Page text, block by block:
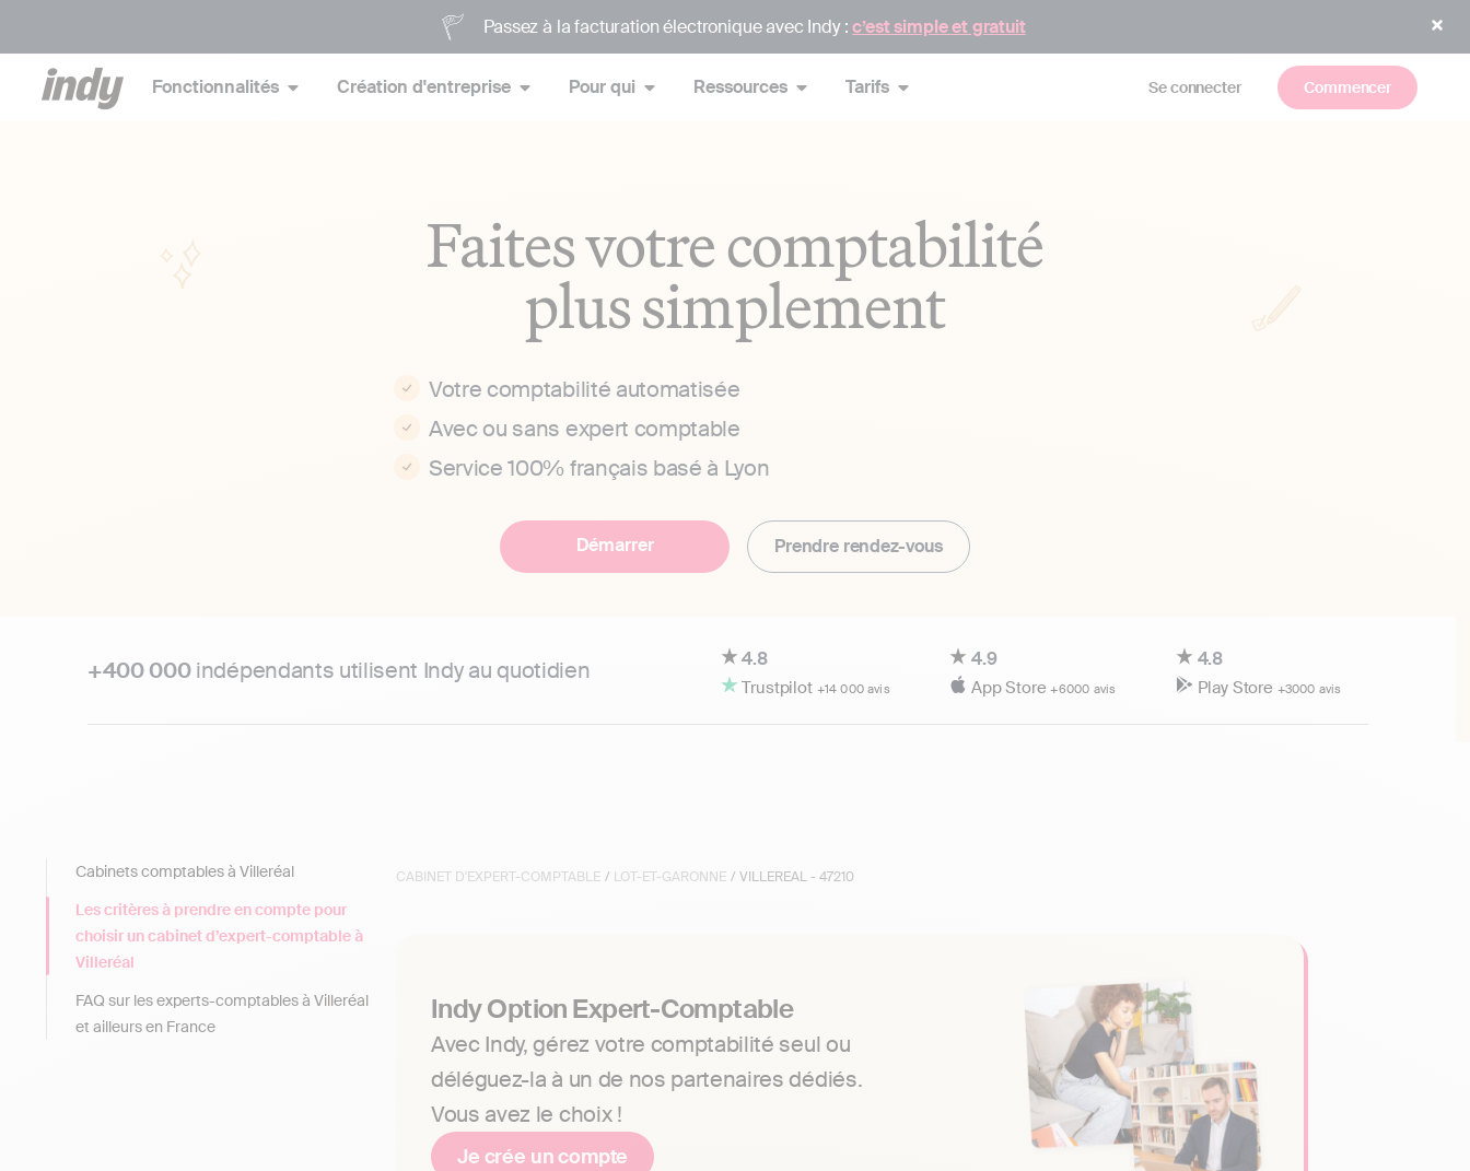
Passez à la facturation électronique avec Indy :c’est simple et gratuit
Fonctionnalités Création d'entreprise Pour qui Ressources Tarifs Se connecter Commencer
Faites votre comptabilité
plus simplement
Votre comptabilité automatisée
Avec ou sans expert comptable
Service 100% français basé à Lyon
Démarrer Prendre rendez-vous
+400 000indépendants utilisent Indy au quotidien 4.8
Trustpilot +14 000 avis
4.9
App Store+6000 avis
4.8
Play Store +3000 avis
CABINET D'EXPERT-COMPTABLE / LOT-ET-GARONNE / VILLEREAL - 47210
Indy Option Expert-Comptable
Avec Indy, gérez votre comptabilité seul ou
déléguez-la à un de nos partenaires dédiés.
Vous avez le choix !
Je crée un compte
Cabinets comptables à Villeréal
Les critères à prendre en compte pour
choisir un cabinet d’expert-comptable à
Villeréal
FAQ sur les experts-comptables à Villeréal
et ailleurs en France